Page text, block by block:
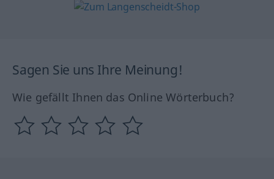
Sagen Sie uns Ihre Meinung!
Wie gefällt Ihnen das Online Wörterbuch?